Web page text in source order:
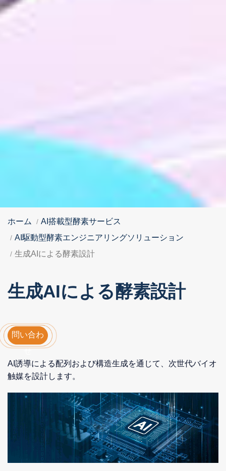
ホーム
AI搭載型酵素サービス
AI駆動型酵素エンジニアリングソリューション
生成AIによる酵素設計
生成AIによる酵素設計
問い合わ
せ
AI誘導による配列および構造生成を通じて、次世代バイオ
触媒を設計します。